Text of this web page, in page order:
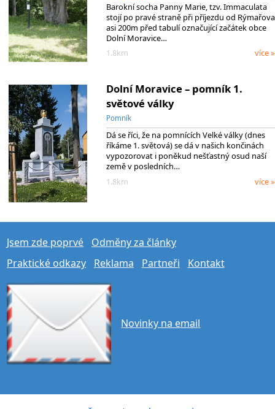
Barokní socha Panny Marie, tzv. Immaculata
stojí po pravé straně při příjezdu od Rýmařova
asi 200m před tabulí označující začátek obce
Dolní Moravice…
1.8km
více »
Dolní Moravice – pomník 1.
světové války
Pomník
Dá se říci, že na pomnících Velké války (dnes
říkáme 1. světová) se dá v našich končinách
vypozorovat i poněkud nešťastný osud naší
země v posledních…
1.8km
více »
Jsem zde poprvé
Odměny za články
Praktické odkazy
Reklama Partneři Kontakt
Novinky na email